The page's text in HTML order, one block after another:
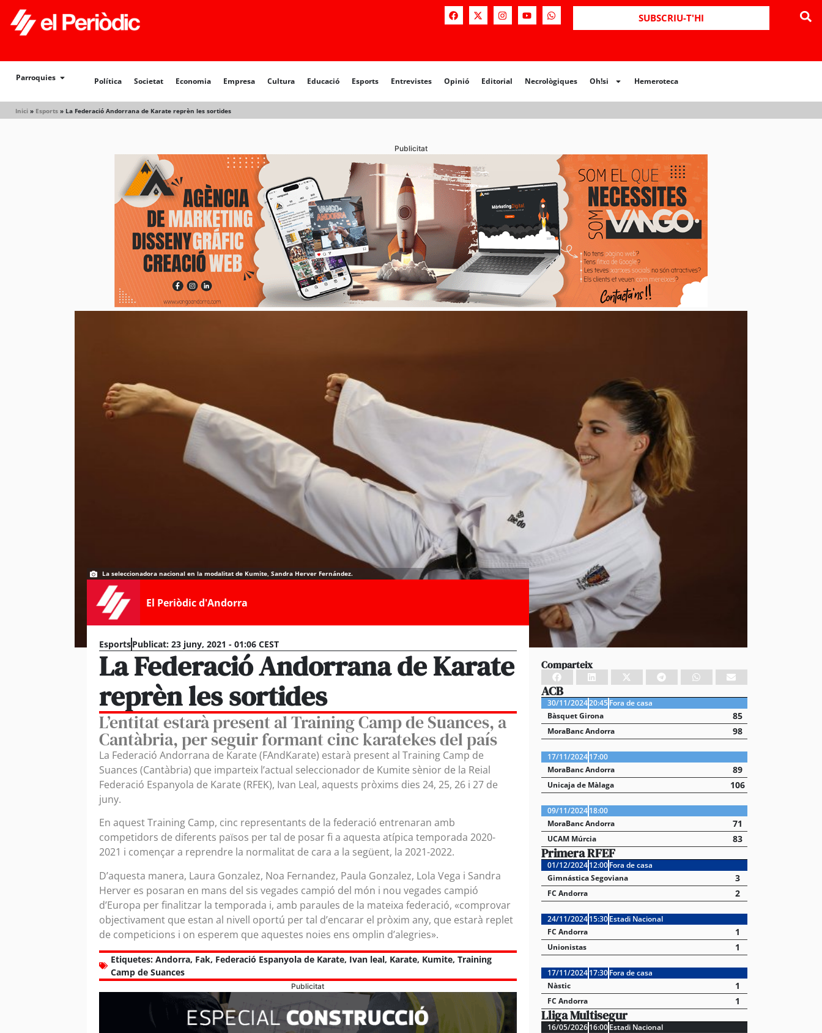
SUBSCRIU-T'HI
Parroquies Política Societat Economia Empresa Cultura Educació Esports Entrevistes Opinió Editorial Necrològiques Oh!si Hemeroteca
Inici » Esports » La Federació Andorrana de Karate reprèn les sortides
Política Societat Opinió Editorial Necrològiques Hemeroteca
Publicitat
La seleccionadora nacional en la modalitat de Kumite, Sandra Herver Fernández.
El Periòdic d'Andorra
EsportsPublicat: 23 juny, 2021 - 01:06 CEST
La Federació Andorrana de Karate
reprèn les sortides
L’entitat estarà present al Training Camp de Suances, a
Cantàbria, per seguir formant cinc karatekes del país
La Federació Andorrana de Karate (FAndKarate) estarà present al Training Camp de
Suances (Cantàbria) que imparteix l’actual seleccionador de Kumite sènior de la Reial
Federació Espanyola de Karate (RFEK), Ivan Leal, aquests pròxims dies 24, 25, 26 i 27 de
juny.
En aquest Training Camp, cinc representants de la federació entrenaran amb
competidors de diferents països per tal de posar fi a aquesta atípica temporada 2020-
2021 i començar a reprendre la normalitat de cara a la següent, la 2021-2022.
D’aquesta manera, Laura Gonzalez, Noa Fernandez, Paula Gonzalez, Lola Vega i Sandra
Herver es posaran en mans del sis vegades campió del món i nou vegades campió
d’Europa per finalitzar la temporada i, amb paraules de la mateixa federació, «comprovar
objectivament que estan al nivell oportú per tal d’encarar el pròxim any, que estarà replet
de competicions i on esperem que aquestes noies ens omplin d’alegries».
Etiquetes: Andorra, Fak, Federació Espanyola de Karate, Ivan leal, Karate, Kumite, Training
Camp de Suances
Publicitat
Comparteix
ACB
30/11/202420:45 Fora de casa
Bàsquet Girona
85
MoraBanc Andorra 98
17/11/2024 17:00
MoraBanc Andorra
89
Unicaja de Màlaga 106
09/11/2024 18:00
MoraBanc Andorra
71
UCAM Múrcia 83
Primera RFEF
01/12/2024 12:00 Fora de casa
Gimnástica Segoviana
3
FC Andorra 2
24/11/2024 15:30 Estadi Nacional
FC Andorra
1
Unionistas 1
17/11/2024 17:30 Fora de casa
Nàstic
1
FC Andorra 1
Lliga Multisegur
16/05/2026 16:00 Estadi Nacional